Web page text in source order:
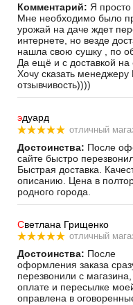
Комментарий: Я просто
Мне необходимо было
урожай на даче ждет
интернете, но везде
нашла свою сушку , по
Да ещё и с доставкой
Хочу сказать
отзывчивость))))
эдуард
отличный
Достоинства: После
сайте быстро
Быстрая доставка.
описанию. Цена в
родного города.
Светлана Грищенко
отличный
Достоинства: После
оформления заказа
перезвонили с
оплате и пересылке
оправлена в